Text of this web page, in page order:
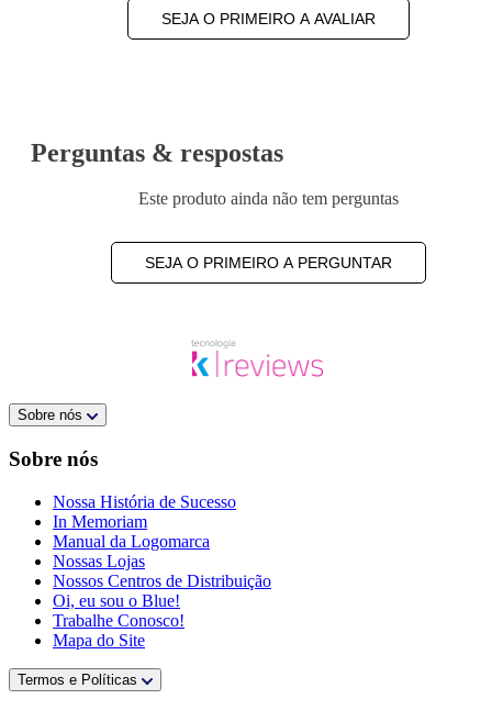
SEJA O PRIMEIRO A AVALIAR
Perguntas & respostas
Este produto ainda não tem perguntas
SEJA O PRIMEIRO A PERGUNTAR
Sobre nós
Sobre nós
Nossa História de Sucesso
In Memoriam
Manual da Logomarca
Nossas Lojas
Nossos Centros de Distribuição
Oi, eu sou o Blue!
Trabalhe Conosco!
Mapa do Site
Termos e Políticas